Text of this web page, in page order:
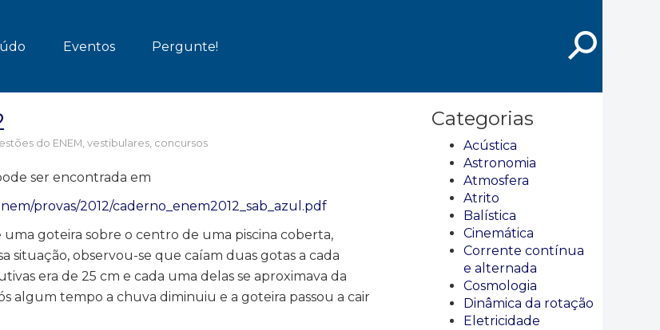
⚲
Eventos Pergunte!
do ENEM, vestibulares, concursos
ser encontrada em
provas/2012/caderno_enem2012_sab_azul.pdf
goteira sobre o centro de uma piscina coberta,
situação, observou-se que caíam duas gotas a cada
era de 25 cm e cada uma delas se aproximava da
algum tempo a chuva diminuiu e a goteira passou a cair
Categorias
Acústica
Astronomia
Atmosfera
Atrito
Balística
Cinemática
Corrente contínua
e alternada
Cosmologia
Dinâmica da rotação
Eletricidade